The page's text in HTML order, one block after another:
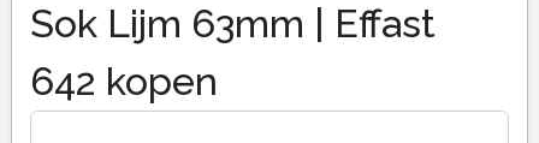
Sok Lijm 63mm | Effast
642 kopen